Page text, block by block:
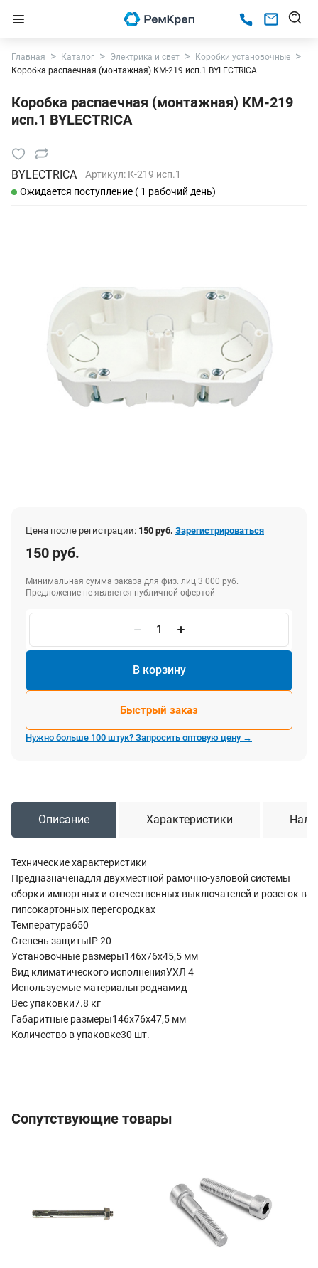
Главная Каталог Электрика и свет
Коробки установочные
Коробка распаечная (монтажная) КМ-219 исп.1 BYLECTRICA
Коробка распаечная (монтажная) КМ-219
исп.1 BYLECTRICA
BYLECTRICA Артикул: К-219 исп.1
Ожидается поступление ( 1 рабочий день)
Цена после регистрации: 150 руб. Зарегистрироваться
150 руб.
Минимальная сумма заказа для физ. лиц 3 000 руб.
Предложение не является публичной офертой
В корзину
Быстрый заказ
Нужно больше 100 штук? Запросить оптовую цену →
Описание Характеристики
Технические характеристики
Предназначенадля двухместной рамочно-узловой системы
сборки импортных и отечественных выключателей и розеток в
гипсокартонных перегородках
Температура650
Степень защитыIP 20
Установочные размеры146х76х45,5 мм
Вид климатического исполненияУХЛ 4
Используемые материалыгроднамид
Вес упаковки7.8 кг
Габаритные размеры146х76х47,5 мм
Количество в упаковке30 шт.
Сопутствующие товары